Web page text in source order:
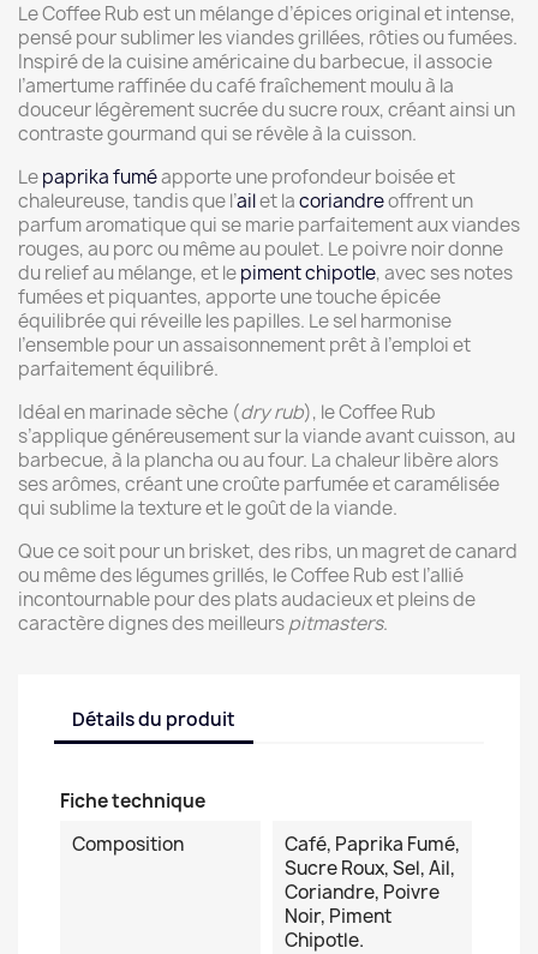
Le Coffee Rub est un mélange d’épices original et intense,
pensé pour sublimer les viandes grillées, rôties ou fumées.
Inspiré de la cuisine américaine du barbecue, il associe
l’amertume raffinée du café fraîchement moulu à la
douceur légèrement sucrée du sucre roux, créant ainsi un
contraste gourmand qui se révèle à la cuisson.
Lepaprika fuméapporte une profondeur boisée et
chaleureuse, tandis que l’ailet lacoriandreoffrent un
parfum aromatique qui se marie parfaitement aux viandes
rouges, au porc ou même au poulet. Le poivre noir donne
du relief au mélange, et lepiment chipotle, avec ses notes
fumées et piquantes, apporte une touche épicée
équilibrée qui réveille les papilles. Le sel harmonise
l’ensemble pour un assaisonnement prêt à l’emploi et
parfaitement équilibré.
Idéal en marinade sèche (dry rub), le Coffee Rub
s’applique généreusement sur la viande avant cuisson, au
barbecue, à la plancha ou au four. La chaleur libère alors
ses arômes, créant une croûte parfumée et caramélisée
qui sublime la texture et le goût de la viande.
Que ce soit pour un brisket, des ribs, un magret de canard
ou même des légumes grillés, le Coffee Rub est l’allié
incontournable pour des plats audacieux et pleins de
caractère dignes des meilleurspitmasters.
Détails du produit
Fiche technique
Composition
Café, Paprika Fumé,
Sucre Roux, Sel, Ail,
Coriandre, Poivre
Noir, Piment
Chipotle.